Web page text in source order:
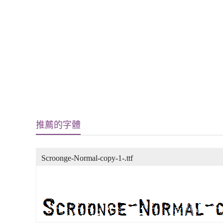
推薦的字體
Scroonge-Normal-copy-1-.ttf